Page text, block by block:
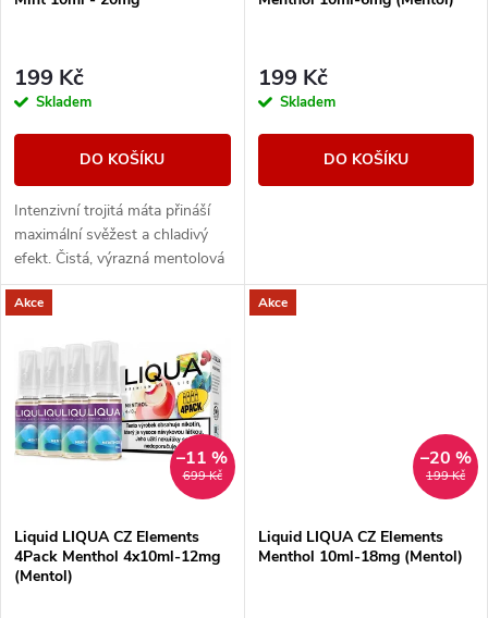
r
o
u
k
t
ů
p
r
o
d
u
k
t
ů
199 Kč
Skladem
DO KOŠÍKU
Intenzivní trojitá máta přináší
maximální svěžest a chladivý
efekt. Čistá, výrazná mentolová
chuť pro milovníky silného
osvěžení.
199 Kč
Skladem
DO KOŠÍKU
Akce
699 Kč
–11 %
Liquid LIQUA CZ Elements
4Pack Menthol 4x10ml-12mg
(Mentol)
Akce
199 Kč
–20 %
Liquid LIQUA CZ Elements
Menthol 10ml-18mg (Mentol)